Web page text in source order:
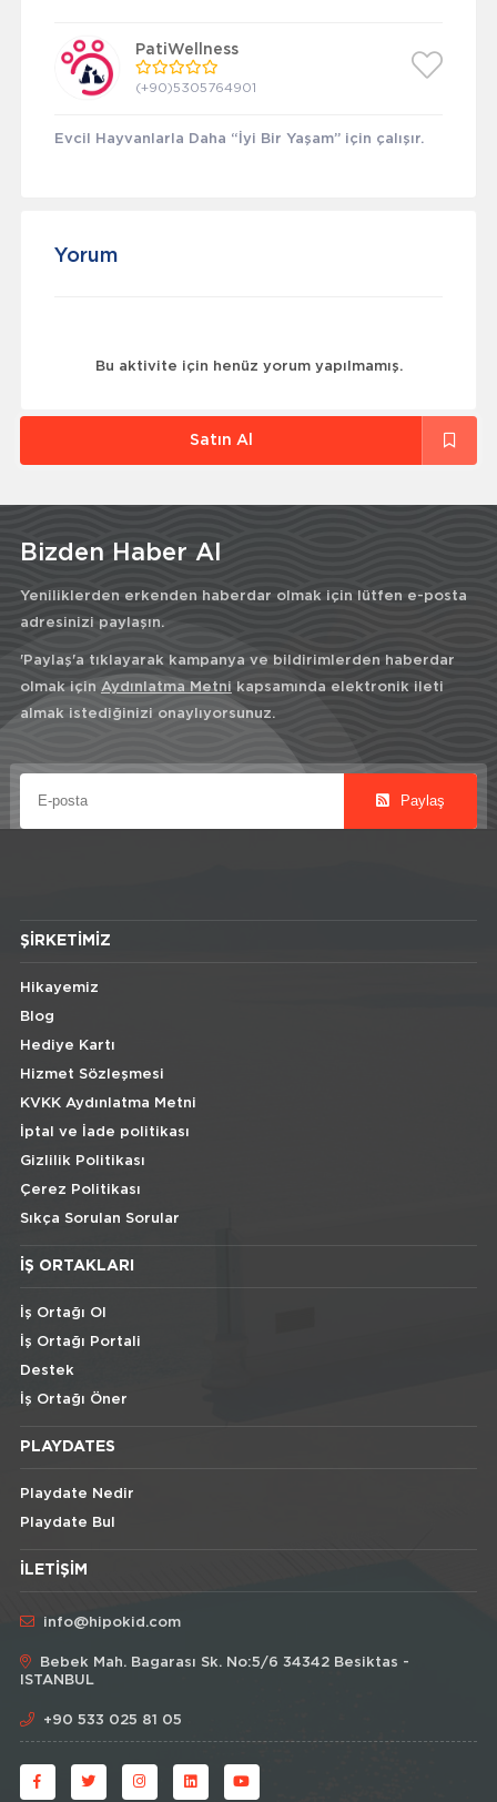
PatiWellness
(+90)5305764901
Evcil Hayvanlarla Daha “İyi Bir Yaşam” için çalışır.
Yorum
Bu aktivite için henüz yorum yapılmamış.
Satın Al
Bizden Haber Al
Yeniliklerden erkenden haberdar olmak için lütfen e-posta
adresinizi paylaşın.
'Paylaş'a tıklayarak kampanya ve bildirimlerden haberdar
olmak için Aydınlatma Metni kapsamında elektronik ileti
almak istediğinizi onaylıyorsunuz.
Paylaş
ŞIRKETIMIZ
Hikayemiz
Blog
Hediye Kartı
Hizmet Sözleşmesi
KVKK Aydınlatma Metni
İptal ve İade politikası
Gizlilik Politikası
Çerez Politikası
Sıkça Sorulan Sorular
İŞ ORTAKLARI
İş Ortağı Ol
İş Ortağı Portali
Destek
İş Ortağı Öner
PLAYDATES
Playdate Nedir
Playdate Bul
İLETIŞIM
info@hipokid.com
Bebek Mah. Bagarası Sk. No:5/6 34342 Besiktas -
ISTANBUL
+90 533 025 81 05